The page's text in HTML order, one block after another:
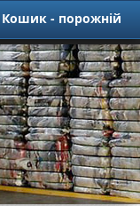
Кошик - порожній